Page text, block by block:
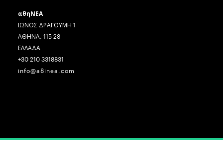
αθηΝΕΑ
ΙΩΝΟΣ ΔΡΑΓΟΥΜΗ 1
ΑΘΗΝΑ, 115 28
ΕΛΛΑΔΑ
+30 210 3318831
info@a8inea.com